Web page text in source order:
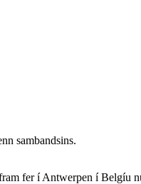
sambandsins.
fer í Antwerpen í Belgíu